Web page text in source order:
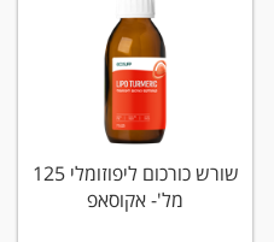
שורש כורכום ליפוזומלי 125
מל'- אקוסאפ